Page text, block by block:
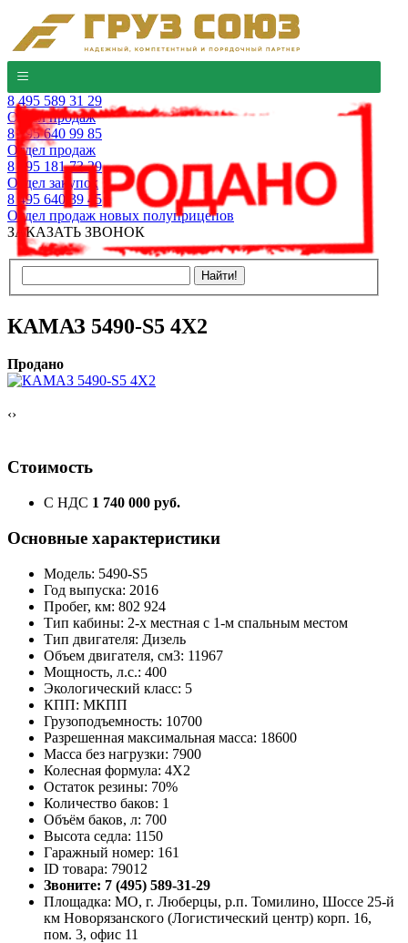
8 495 589 31 29
Отдел продаж
8 495 640 99 85
Отдел продаж
8 495 181 73 29
Отдел закупок
8 495 640 39 45
Отдел продаж новых полуприцепов
ЗАКАЗАТЬ ЗВОНОК
КАМАЗ 5490-S5 4Х2
Продано
‹›
Стоимость
С НДС 1 740 000 руб.
Основные характеристики
Модель: 5490-S5
Год выпуска: 2016
Пробег, км: 802 924
Тип кабины: 2-х местная с 1-м спальным местом
Тип двигателя: Дизель
Объем двигателя, см3: 11967
Мощность, л.с.: 400
Экологический класс: 5
КПП: МКПП
Грузоподъемность: 10700
Разрешенная максимальная масса: 18600
Масса без нагрузки: 7900
Колесная формула: 4X2
Остаток резины: 70%
Количество баков: 1
Объём баков, л: 700
Высота седла: 1150
Гаражный номер: 161
ID товара: 79012
Звоните: 7 (495) 589-31-29
Площадка: МО, г. Люберцы, р.п. Томилино, Шоссе 25-й
км Новорязанского (Логистический центр) корп. 16,
пом. 3, офис 11